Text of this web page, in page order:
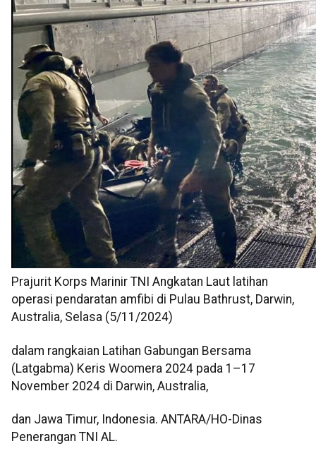
Prajurit Korps Marinir TNI Angkatan Laut latihan
operasi pendaratan amfibi di Pulau Bathrust, Darwin,
Australia, Selasa (5/11/2024)
dalam rangkaian Latihan Gabungan Bersama
(Latgabma) Keris Woomera 2024 pada 1–17
November 2024 di Darwin, Australia,
dan Jawa Timur, Indonesia. ANTARA/HO-Dinas
Penerangan TNI AL.